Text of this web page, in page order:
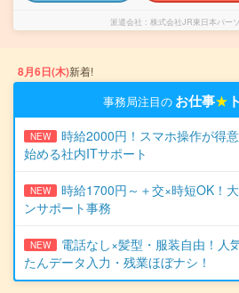
派遣会社 株式会社JR東日本パー
8月6日(木)新着!
事務局注目の お仕事★
NEW
時給2000円！スマホ操作が得
始める社内ITサポート
NEW
時給1700円～＋交×時短OK！
ンサポート事務
NEW
電話なし×髪型・服装自由！人
たんデータ入力・残業ほぼナシ！